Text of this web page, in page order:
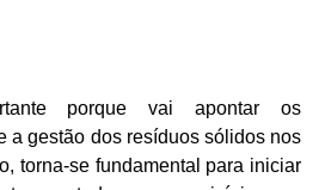
porque vai apontar os
a gestão dos resíduos sólidos nos
torna-se fundamental para iniciar